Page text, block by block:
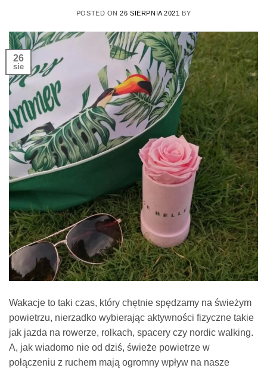
POSTED ON26 SIERPNIA 2021 BY
26
sie
Wakacje to taki czas, który chętnie spędzamy na świeżym
powietrzu, nierzadko wybierając aktywności fizyczne takie
jak jazda na rowerze, rolkach, spacery czy nordic walking.
A, jak wiadomo nie od dziś, świeże powietrze w
połączeniu z ruchem mają ogromny wpływ na nasze